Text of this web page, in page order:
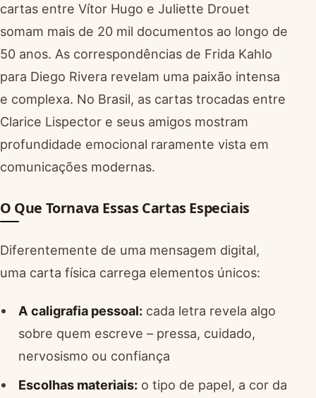
cartas entre Vítor Hugo e Juliette Drouet
somam mais de 20 mil documentos ao longo de
50 anos. As correspondências de Frida Kahlo
para Diego Rivera revelam uma paixão intensa
e complexa. No Brasil, as cartas trocadas entre
Clarice Lispector e seus amigos mostram
profundidade emocional raramente vista em
comunicações modernas.
O Que Tornava Essas Cartas Especiais
Diferentemente de uma mensagem digital,
uma carta física carrega elementos únicos:
A caligrafia pessoal:cada letra revela algo
sobre quem escreve – pressa, cuidado,
nervosismo ou confiança
Escolhas materiais:o tipo de papel, a cor da